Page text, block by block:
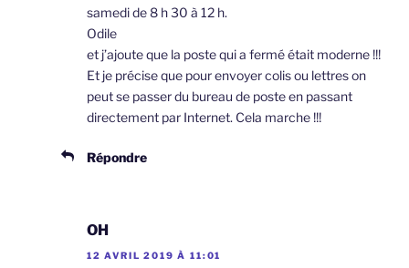
samedi de 8 h 30 à 12 h.
Odile
et j’ajoute que la poste qui a fermé était moderne !!!
Et je précise que pour envoyer colis ou lettres on
peut se passer du bureau de poste en passant
directement par Internet. Cela marche !!!
Répondre
OH
12 AVRIL 2019 À 11:01